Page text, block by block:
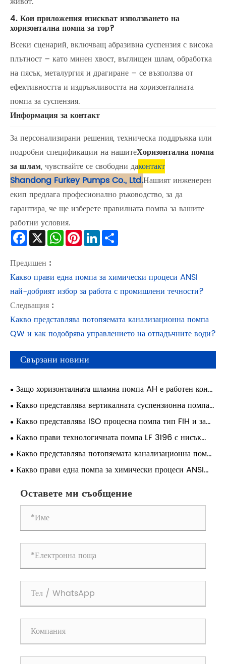
4. Кои приложения изискват използването на
хоризонтална помпа за тор?
Всеки сценарий, включващ абразивна суспензия с висока
плътност – като минен хвост, въглищен шлам, обработка
на пясък, металургия и драгиране – се възползва от
ефективността и издръжливостта на хоризонталната
помпа за суспензия.
Информация за контакт
За персонализирани решения, техническа поддръжка или
подробни спецификации на нашитеХоризонтална помпа
за шлам, чувствайте се свободни даконтакт
Shandong Furkey Pumps Co., Ltd.Нашият инженерен
екип предлага професионално ръководство, за да
гарантира, че ще изберете правилната помпа за вашите
работни условия.
Facebook
X WhatsApp
Pinterest
LinkedIn
Предишен :
Какво прави една помпа за химически процеси ANSI
най-добрият избор за работа с промишлени течности?
Следващия :
Какво представлява потопяемата канализационна помпа
QW и как подобрява управлението на отпадъчните води?
Свързани новини
Защо хоризонталната шламна помпа AH е работен кон
на минната индустрия от 60 години?
Какво представлява вертикалната суспензионна помпа
и защо е от съществено значение за тежки приложения?
Какво представлява ISO процесна помпа тип FIH и защо
има значение?
Какво прави технологичната помпа LF 3196 с нисък
дебит ANSI идеална за промишлени приложения?
Какво представлява потопяемата канализационна помпа
QW и как подобрява управлението на отпадъчните води?
Какво прави една помпа за химически процеси ANSI
Оставете ми съобщение